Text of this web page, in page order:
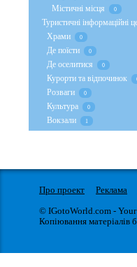
Містичні місця 0
Туристичні інформаційні
Храми 0
Де поїсти 0
Де оселитися 0
Курорти та відпочинок
Розваги 0
Культура 0
Вокзали 1
Про проект Реклама
© IGotoWorld.com - Your
Копіювання матеріалів